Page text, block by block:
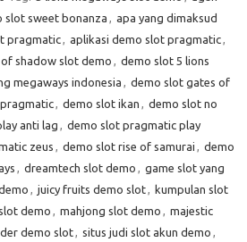
slot sweet bonanza , apa yang dimaksud
pragmatic, aplikasi demo slot pragmatic,
shadow slot demo , demo slot 5 lions
megaways indonesia , demo slot gates of
, demo slot ikan , demo slot no
anti lag , demo slot pragmatic play
zeus , demo slot rise of samurai , demo
, dreamtech slot demo , game slot yang
, juicy fruits demo slot, kumpulan slot
demo , mahjong slot demo , majestic
demo slot, situs judi slot akun demo ,